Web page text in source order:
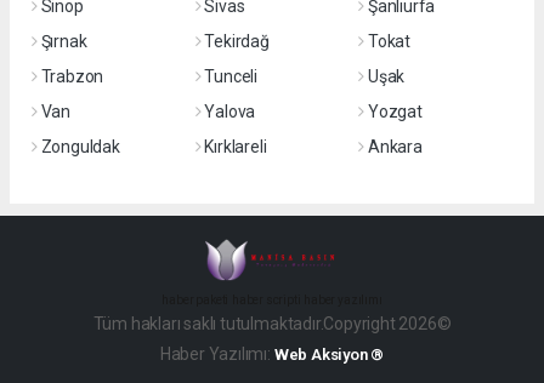
Sinop
Sivas
Şanlıurfa
Şırnak
Tekirdağ
Tokat
Trabzon
Tunceli
Uşak
Van
Yalova
Yozgat
Zonguldak
Kırklareli Ankara
Tüm hakları saklı tutulmaktadır.Copyright 2026©
Haber Yazılımı: Web Aksiyon ®